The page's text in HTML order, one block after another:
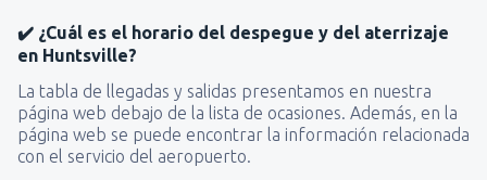
✔️ ¿Cuál es el horario del despegue y del aterrizaje
en Huntsville?
La tabla de llegadas y salidas presentamos en nuestra
página web debajo de la lista de ocasiones. Además, en la
página web se puede encontrar la información relacionada
con el servicio del aeropuerto.